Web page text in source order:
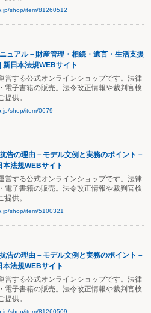
shop/item/81260512
ュアル－財産管理・相続・遺言・生活支援
新日本法規WEBサイト
営する公式オンラインショップです。法律
電子書籍の販売。法令改正情報や裁判官検
提供。
shop/item/0679
告の理由－モデル文例と実務のポイント－
本法規WEBサイト
営する公式オンラインショップです。法律
電子書籍の販売。法令改正情報や裁判官検
提供。
shop/item/5100321
告の理由－モデル文例と実務のポイント－
本法規WEBサイト
営する公式オンラインショップです。法律
電子書籍の販売。法令改正情報や裁判官検
提供。
shop/item/81260509